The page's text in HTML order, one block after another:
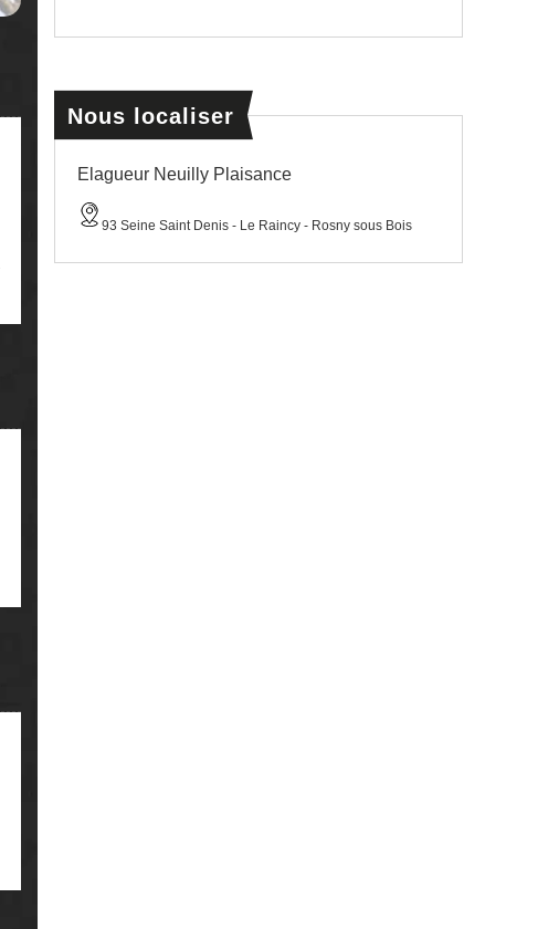
Nous localiser
Elagueur Neuilly Plaisance
93 Seine Saint Denis - Le Raincy - Rosny sous Bois